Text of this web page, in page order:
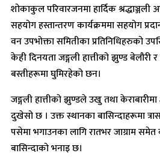
शोकाकुल परिवारजनमा हार्दिक श्रद्धाञ्जली
सहयोग हस्तान्तरण कार्यक्रममा सहयोग
वन उपभोक्ता समितीका प्रतिनिधिहरुको
केही दिनयता जङ्गली हात्तीको झुण्ड बेलौरी
बस्तीहरूमा घुमिरहेको छन।
जङ्गली हात्तीको झुण्डले उखु तथा
दुखेसो छ । उक्त स्थानका बासिन्दाहरूमा
पसेमा भगाउनका लागि रातभर जाग्राम
बासिन्दाको भनाइ छ।